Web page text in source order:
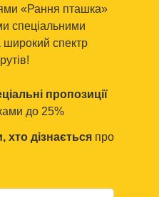
«Рання пташка»
спеціальними
широкий спектр
пропозиції
до 25%
дізнається про